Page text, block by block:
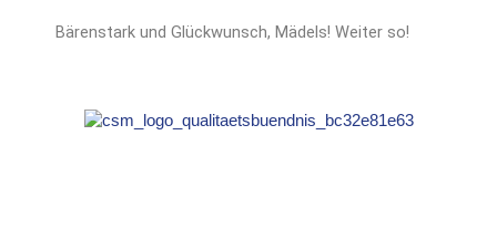
Bärenstark und Glückwunsch, Mädels! Weiter so!